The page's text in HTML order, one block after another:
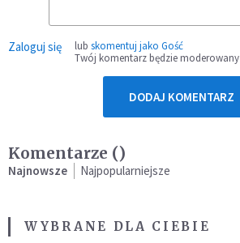
Zaloguj się lub skomentuj jako Gość
Twój komentarz będzie moderowany
DODAJ KOMENTARZ
Komentarze ()
Najnowsze Najpopularniejsze
WYBRANE DLA CIEBIE